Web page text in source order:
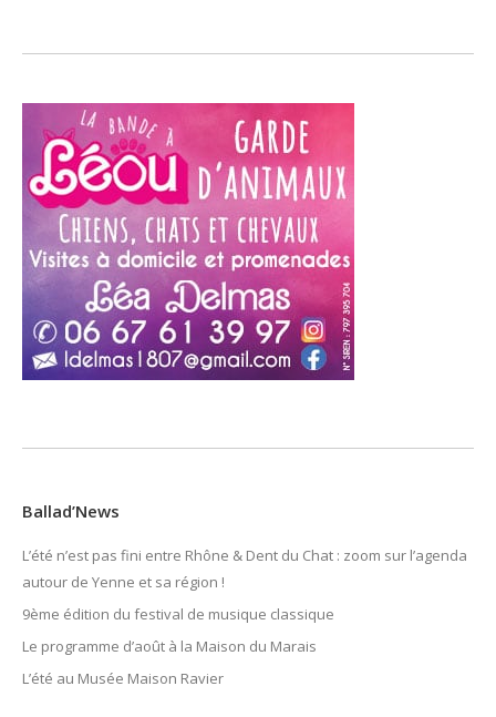
Ballad’News
L’été n’est pas fini entre Rhône & Dent du Chat : zoom sur l’agenda
autour de Yenne et sa région !
9ème édition du festival de musique classique
Le programme d’août à la Maison du Marais
L’été au Musée Maison Ravier